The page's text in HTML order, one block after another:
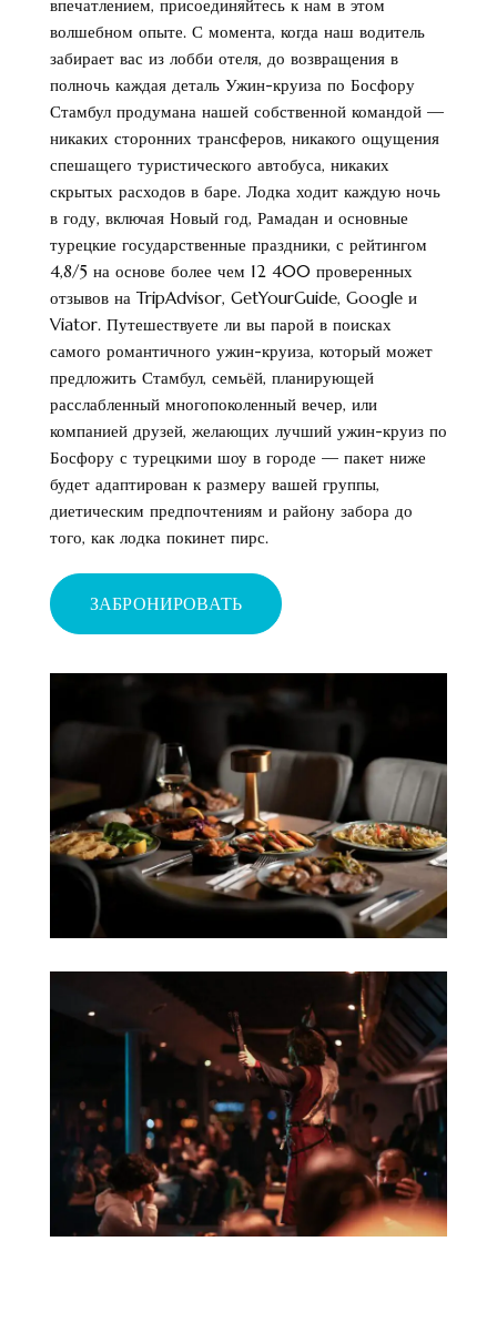
впечатлением, присоединяйтесь к нам в этом
волшебном опыте. С момента, когда наш водитель
забирает вас из лобби отеля, до возвращения в
полночь каждая деталь Ужин-круиза по Босфору
Стамбул продумана нашей собственной командой —
никаких сторонних трансферов, никакого ощущения
спешащего туристического автобуса, никаких
скрытых расходов в баре. Лодка ходит каждую ночь
в году, включая Новый год, Рамадан и основные
турецкие государственные праздники, с рейтингом
4,8/5 на основе более чем 12 400 проверенных
отзывов на TripAdvisor, GetYourGuide, Google и
Viator. Путешествуете ли вы парой в поисках
самого романтичного ужин-круиза, который может
предложить Стамбул, семьёй, планирующей
расслабленный многопоколенный вечер, или
компанией друзей, желающих лучший ужин-круиз по
Босфору с турецкими шоу в городе — пакет ниже
будет адаптирован к размеру вашей группы,
диетическим предпочтениям и району забора до
того, как лодка покинет пирс.
ЗАБРОНИРОВАТЬ